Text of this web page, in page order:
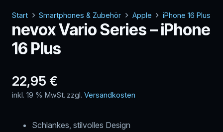
Start Smartphones & Zubehör Apple iPhone 16 Plus
nevox Vario Series – iPhone
16 Plus
22,95 €
inkl. 19 % MwSt. zzgl.Versandkosten
Schlankes, stilvolles Design